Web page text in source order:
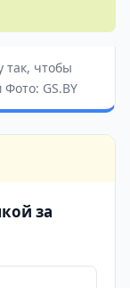
так, чтобы
GS.BY
за